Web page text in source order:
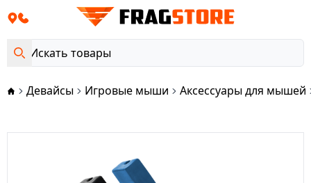
Девайсы Игровые мыши Аксессуары для мышей